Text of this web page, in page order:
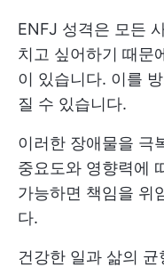
ENFJ 성격은 모든
치고 싶어하기 때문
이 있습니다. 이를
질 수 있습니다.
이러한 장애물을 극
중요도와 영향력에
가능하면 책임을 위
다.
건강한 일과 삶의